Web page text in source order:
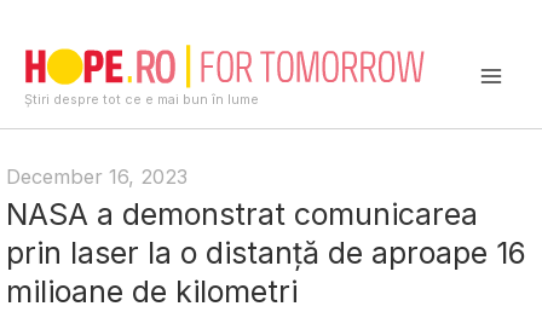
content
Știri despre tot ce e mai bun în lume
December 16, 2023
NASA a demonstrat comunicarea
prin laser la o distanță de aproape 16
milioane de kilometri